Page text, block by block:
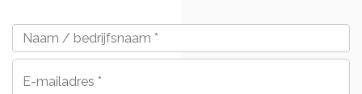
Naam
/
bedrijfsnaam *
mailadres *